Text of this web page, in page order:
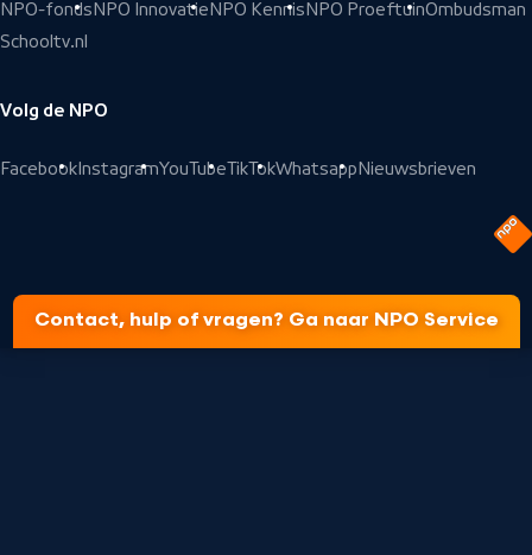
NPO-fonds NPO Innovatie NPO Kennis NPO ProeftuinOmbudsman
Schooltv.nl
Volg de NPO
Facebook InstagramYouTubeTikTokWhatsapp Nieuwsbrieven
Contact, hulp of vragen? Ga naar NPO Service